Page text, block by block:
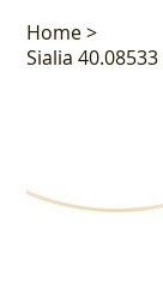
Home>
Sialia